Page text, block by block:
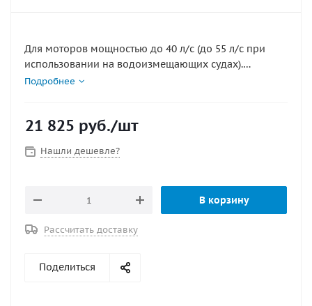
Для моторов мощностью до 40 л/с (до 55 л/с при
использовании на водоизмещающих судах).
Применяется с рулевыми редукторами G10, T67.
Подробнее
21 825 руб./шт
Нашли дешевле?
В корзину
Рассчитать доставку
Поделиться